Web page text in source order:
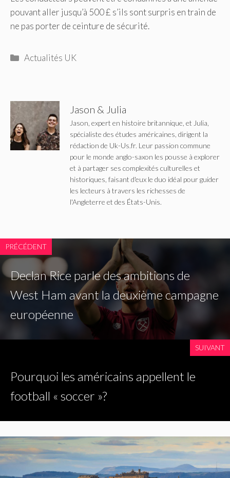
pouvant aller jusqu’à 500 £ s’ils sont surpris en train de
ne pas porter de ceinture de sécurité.
Catégories
Actualités UK
Jason & Julia
Jason, expert en histoire britannique, et Julia,
spécialiste des études américaines, dirigent la
rédaction de Uk-Us.fr. Leur passion commune
pour le monde anglo-saxon les pousse à explorer
et à partager ses complexités culturelles et
historiques, faisant d'eux le duo idéal pour guider
les lecteurs à travers les richesses de
l'Angleterre et des États-Unis.
PRÉCÉDENT
Declan Rice parle des ambitions de
West Ham avant la deuxième campagne
européenne
SUIVANT
Pourquoi les américains appellent le
football « soccer »?